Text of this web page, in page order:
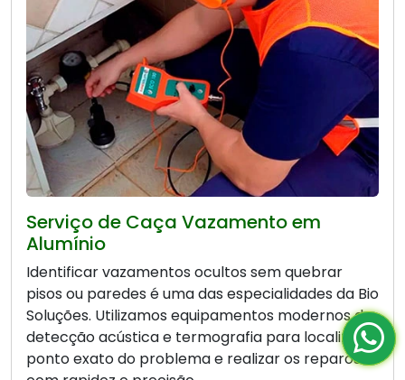
Serviço de Caça Vazamento em
Alumínio
Identificar vazamentos ocultos sem quebrar
pisos ou paredes é uma das especialidades da Bio
Soluções. Utilizamos equipamentos modernos de
detecção acústica e termografia para localizar o
ponto exato do problema e realizar os reparos